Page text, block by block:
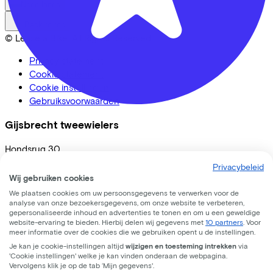
Gijsbrecht tweewielers
Hondsrug 30
© Lease a Bike. All Rights Reserved.
Privacy statement
Cookie statement
Cookie instellingen
Gebruiksvoorwaarden
Privacybeleid
Wij gebruiken cookies
We plaatsen cookies om uw persoonsgegevens te verwerken voor de
analyse van onze bezoekersgegevens, om onze website te verbeteren,
gepersonaliseerde inhoud en advertenties te tonen en om u een geweldige
website-ervaring te bieden. Hierbij delen wij gegevens met 10 partners . Voor
meer informatie over de cookies die we gebruiken opent u de instellingen.
Je kan je cookie-instellingen altijd wijzigen en toesteming intrekken via
'Cookie instellingen' welke je kan vinden onderaan de webpagina.
Vervolgens klik je op de tab ‘Mijn gegevens'.